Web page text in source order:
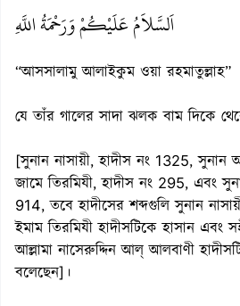
اَلسَّلاَمُ عَلَيْكُمْ وَرَحْمَةُ اللَّهِ
“আসসালামু আলাইকুম ওয়া রহমাতুল্লাহ”
যে তাঁর গালের সাদা ঝলক বাম দিকে
[সুনান নাসায়ী, হাদীস নং 1325,
জামে তিরমিযী, হাদীস নং 295, এবং
914, তবে হাদীসের শব্দগুলি সুনান
ইমাম তিরমিযী হাদীসটিকে হাসান এবং
আল্লামা নাসেরুদ্দিন আল্ আলবাণী
বলেছেন]।